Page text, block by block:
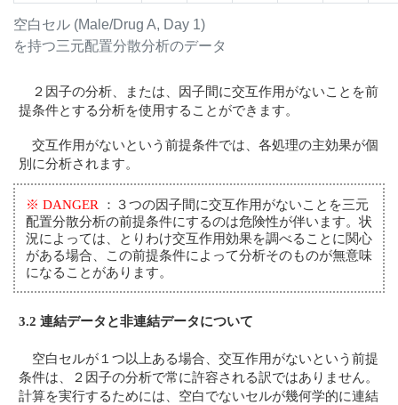
空白セル (Male/Drug A, Day 1)
を持つ三元配置分散分析のデータ
２因子の分析、または、因子間に交互作用がないことを前
提条件とする分析を使用することができます。
交互作用がないという前提条件では、各処理の主効果が個
別に分析されます。
※ DANGER
：３つの因子間に交互作用がないことを三元
配置分散分析の前提条件にするのは危険性が伴います。状
況によっては、とりわけ交互作用効果を調べることに関心
がある場合、この前提条件によって分析そのものが無意味
になることがあります。
3.2 連結データと非連結データについて
空白セルが１つ以上ある場合、交互作用がないという前提
条件は、２因子の分析で常に許容される訳ではありません。
計算を実行するためには、空白でないセルが幾何学的に連結